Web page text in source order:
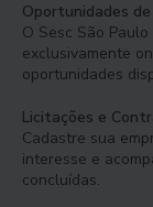
Oportunidades
O Sesc São
exclusivamente
oportunidades
Licitações e
Cadastre sua
interesse e
concluídas.